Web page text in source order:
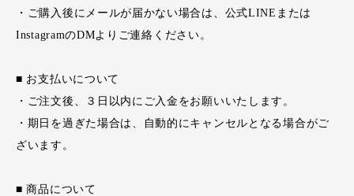
・ご購入後にメールが届かない場合は、公式LINEまたは
InstagramのDMよりご連絡ください。
■ お支払いについて
・ご注文後、３日以内にご入金をお願いいたします。
・期日を過ぎた場合は、自動的にキャンセルとなる場合がご
ざいます。
■ 商品について